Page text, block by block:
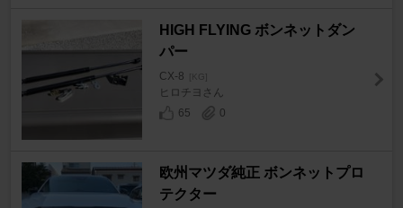
HIGH FLYING ボンネットダン
パー
CX-8 [KG]
ヒロチヨさん
65
0
欧州マツダ純正 ボンネットプロ
テクター